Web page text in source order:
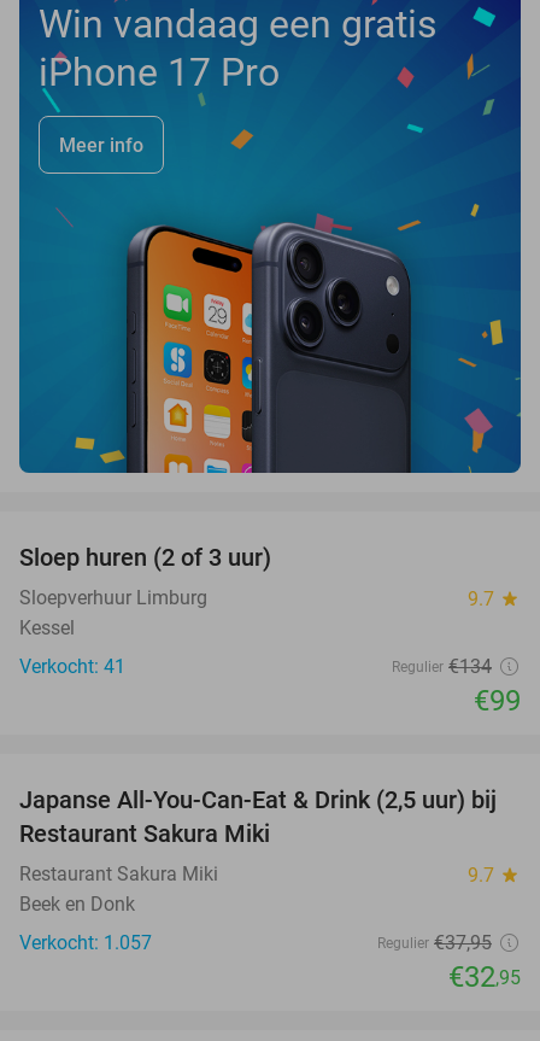
Win vandaag een gratis
iPhone 17 Pro
Meer info
Sloep huren (2 of 3 uur)
Sloepverhuur Limburg 9.7 star
Kessel
Verkocht: 41
Regulier €134
€99
13%
Japanse All-You-Can-Eat & Drink (2,5 uur) bij
Restaurant Sakura Miki
Restaurant Sakura Miki 9.7 star
Beek en Donk
Verkocht: 1.057
Regulier €37,95
€32,95